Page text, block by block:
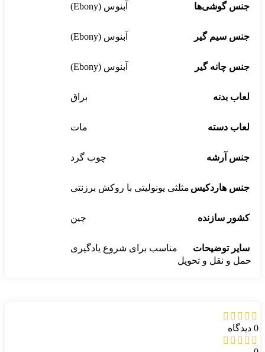
جنس گوشی‌ها آبنوس (Ebony)
جنس سیم گیر آبنوس (Ebony)
جنس چانه گیر آبنوس (Ebony)
لعاب بدنه براق
لعاب دسته مات
جنس آرشه چوب گرد
جنس هاردکیس مثلثی یونولیتی با روکش برزنتی
کشور سازنده چین
سایر توضیحات
مناسب برای شروع یادگیری
حمل و نقل و تحویل
0 دیدگاه